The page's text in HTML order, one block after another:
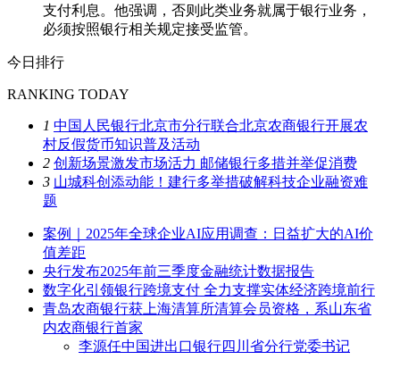
支付利息。他强调，否则此类业务就属于银行业务，
必须按照银行相关规定接受监管。
今日排行
RANKING TODAY
1 中国人民银行北京市分行联合北京农商银行开展农
村反假货币知识普及活动
2 创新场景激发市场活力 邮储银行多措并举促消费
3 山城科创添动能！建行多举措破解科技企业融资难
题
案例｜2025年全球企业AI应用调查：日益扩大的AI价
值差距
央行发布2025年前三季度金融统计数据报告
数字化引领银行跨境支付 全力支撑实体经济跨境前行
青岛农商银行获上海清算所清算会员资格，系山东省
内农商银行首家
李源任中国进出口银行四川省分行党委书记